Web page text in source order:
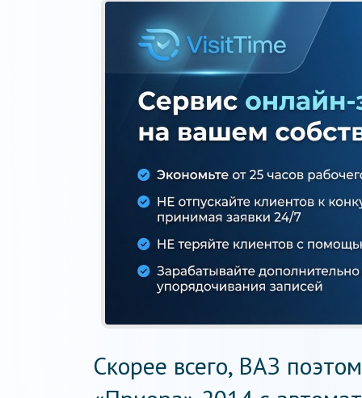
Скорее всего, ВАЗ